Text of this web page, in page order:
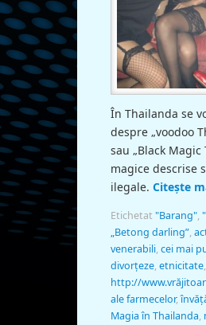
În Thailanda se
despre „voodoo
sau „Black
magice descrise
ilegale. Citește
Etichetat "Barang",
„Betong darling”,
venerabili,cei mai
divorţeze,etnicitate,
http://
ale farmecelor,
Magia în Thailanda,